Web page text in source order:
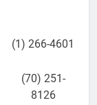
(1) 266-4601
(70) 251-
8126